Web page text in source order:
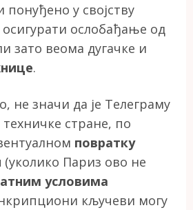
у својству
осигурати ослобађање од
зато веома дугачке и
.
не значи да је Телеграму
стране, по
повратку
(уколико Париз ово не
условима
кључеви могу